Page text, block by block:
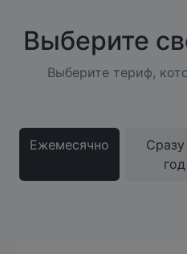
Выберите
Выберите териф,
Ежемесячно
Сразу
год